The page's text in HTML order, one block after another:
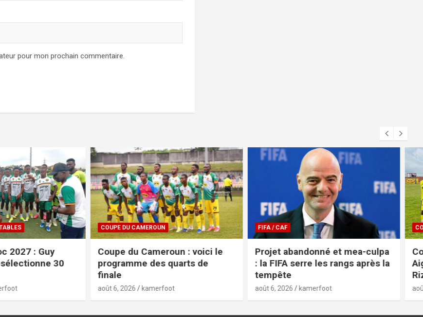
pour mon prochain commentaire.
: voici le
quarts de
FIFA / CAF
Projet abandonné et mea-culpa
: la FIFA serre les rangs après la
tempête
août 6, 2026 kamerfoot
COUPE DU CAMEROUN
Coupe du Cameroun 2026 :
Aigle Royal brise le rêve de
Rizière FC
août 5, 2026 kamerfoot